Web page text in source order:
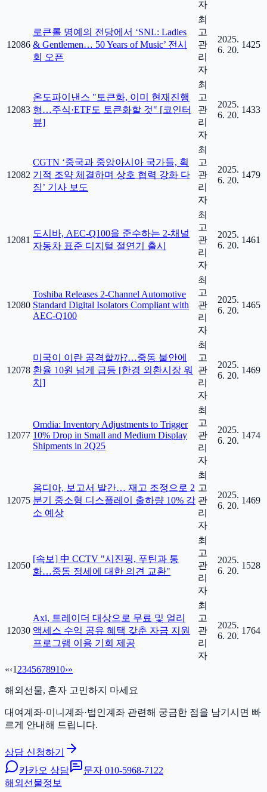
자
12086
로큰롤 명예의 전당에서 ‘SNL: Ladies
& Gentlemen… 50 Years of Music’ 전시
회 오픈
최
고
관
리
자
2025.
6. 20.
1425
12083
온도파이낸스 "토큰화, 이미 현재진행
형…주식·ETF도 토큰화할 것" [코인터
뷰]
최
고
관
리
자
2025.
6. 20.
1433
12082
CGTN ‘중국과 중앙아시아 국가들, 획
기적 조약 체결하며 상호 협력 강화 다
짐’ 기사 보도
최
고
관
리
자
2025.
6. 20.
1479
12081
도시바, AEC-Q100을 준수하는 2-채널
자동차 표준 디지털 절연기 출시
최
고
관
리
자
2025.
6. 20.
1461
12080
Toshiba Releases 2-Channel Automotive
Standard Digital Isolators Compliant with
AEC-Q100
최
고
관
리
자
2025.
6. 20.
1465
12078
미국이 이란 공격할까?…중동 불안에
환율 10원 넘게 급등 [한경 외환시장 워
치]
최
고
관
리
자
2025.
6. 20.
1469
12077
Omdia: Inventory Adjustments to Trigger
10% Drop in Small and Medium Display
Shipments in 2Q25
최
고
관
리
자
2025.
6. 20.
1474
12075
옴디아, 보고서 발간… 재고 조정으로 2
분기 중소형 디스플레이 출하량 10% 감
소 예상
최
고
관
리
자
2025.
6. 20.
1469
12050
[속보] 中 CCTV "시진핑, 푸틴과 통
화…중동 정세에 대한 의견 교환"
최
고
관
리
자
2025.
6. 20.
1528
12030
Axi, 트레이더 대상으로 무료 및 얼리
액세스 수익 공유 혜택 갖춘 자금 지원
프로그램 이용 기회 제공
최
고
관
리
자
2025.
6. 20.
1764
«‹1 2345678910›»
해외선물, 혼자 고민하지 마세요
대여계좌·미니계좌·법인계좌 관련해 궁금한 점을 남기시면 빠
르게 안내해 드립니다.
상담 신청하기
카카오 상담
문자 010-5968-7122
해외선물정보